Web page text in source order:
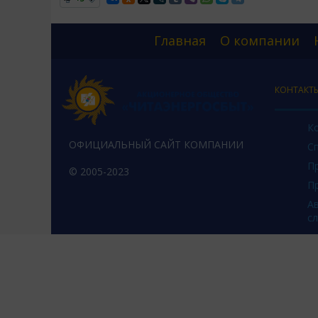
Главная О компании
ОФИЦИАЛЬНЫЙ САЙТ КОМПАНИИ
© 2005-2023